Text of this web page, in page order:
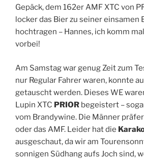
Gepäck, dem 162er AMF XTC von
locker das Bier zu seiner einsamen
hochtragen – Hannes, ich komm
vorbei!
Am Samstag war genug Zeit zum
nur Regular Fahrer waren, konnte
getauscht werden. Dieses WE
Lupin XTC PRIOR begeistert –
vom Brandywine. Die Männer
oder das AMF. Leider hat die
ausgeschaut, da wir am
sonnigen Südhang aufs Joch sind,